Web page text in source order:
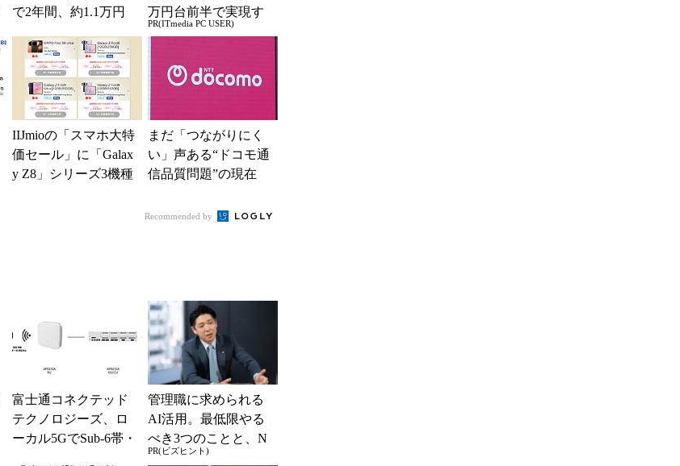
で2年間、約1.1万円
万円台前半で実現す
る快適PCライフ
PR(ITmedia PC USER)
IIJmioの「スマホ大特
価セール」に「Galax
y Z8」シリーズ3機種
まだ「つながりにく
い」声ある“ドコモ通
信品質問題”の現在
す「道半ば」の詳細
Recommended by
富士通コネクテッド
テクノロジーズ、ロ
ーカル5GでSub-6帯・
管理職に求められる
AI活用。最低限やる
べき3つのことと、N
Gな自己認識
PR(ビズヒント)